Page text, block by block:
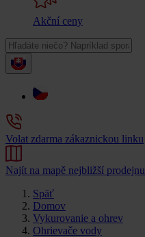
Akční ceny
Volat zdarma zákaznickou linku
Najít na mapě nejbližší prodejnu
Späť
Domov
Vykurovanie a ohrev
Ohrievače vody